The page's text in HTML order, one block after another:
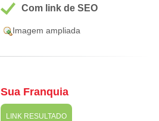
Com link de SEO
Imagem ampliada
Sua Franquia
LINK RESULTADO